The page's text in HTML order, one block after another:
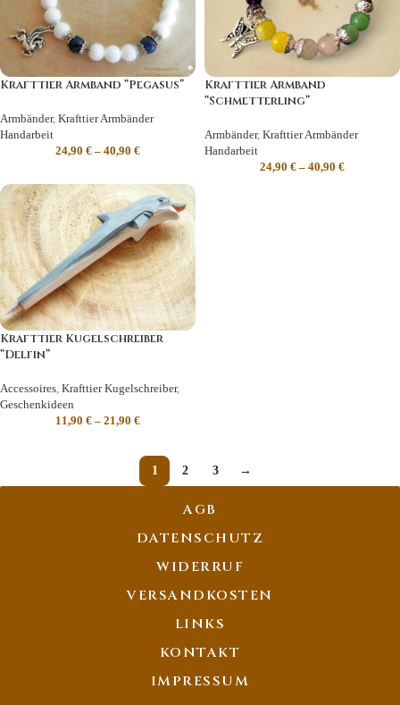
Krafttier Armband “Pegasus”
Armbänder, Krafttier Armbänder
Handarbeit
24,90 € – 40,90 €
Krafttier Armband
“Schmetterling”
Armbänder, Krafttier Armbänder
Handarbeit
24,90 € – 40,90 €
Krafttier Kugelschreiber
“Delfin”
Accessoires, Krafttier Kugelschreiber,
Geschenkideen
11,90 € – 21,90 €
1 2 3 →
AGB
DATENSCHUTZ
WIDERRUF
VERSANDKOSTEN
LINKS
KONTAKT
IMPRESSUM